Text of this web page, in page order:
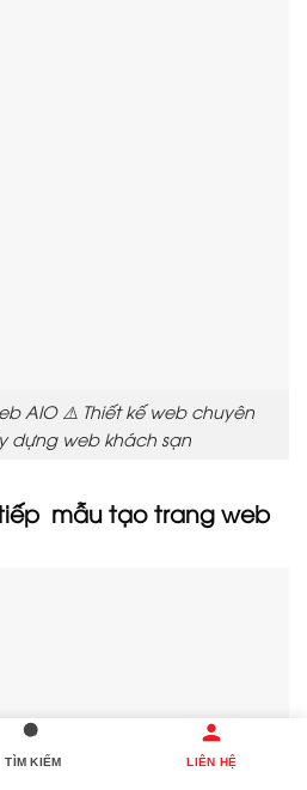
AIO ⚠️ Thiết kế web chuyên
dựng web khách sạn
mẫu tạo trang web
web cung cấp cho
TÌM KIẾM LIÊN HỆ